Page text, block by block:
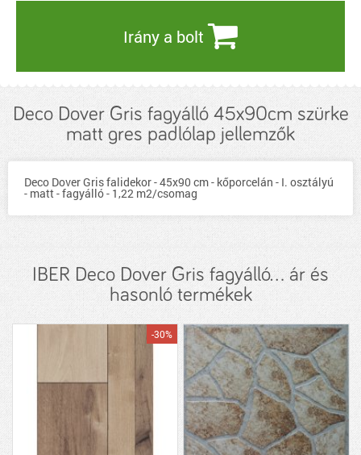
Irány a bolt
Deco Dover Gris fagyálló 45x90cm szürke
matt gres padlólap jellemzők
Deco Dover Gris falidekor - 45x90 cm - kőporcelán - I. osztályú
- matt - fagyálló - 1,22 m2/csomag
IBER Deco Dover Gris fagyálló... ár és
hasonló termékek
-30%